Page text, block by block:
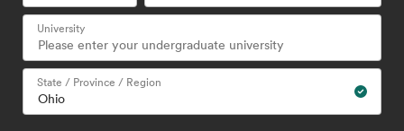
University
State / Province / Region